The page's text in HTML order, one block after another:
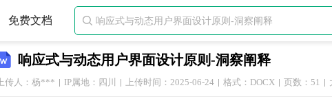
免费文档 
响应式与动态用户界面设计原则-洞察阐释
上传人：杨*** IP属地：四川 上传时间：2025-06-24 格式：DOCX 页数：51